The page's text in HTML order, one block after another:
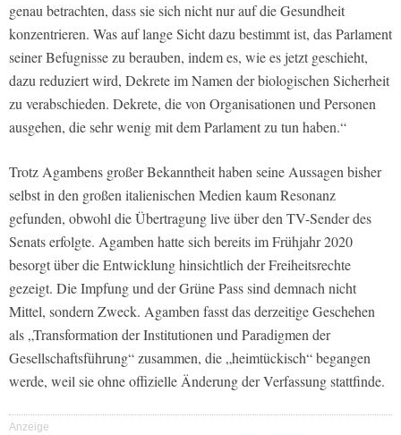
genau betrachten, dass sie sich nicht nur auf die Gesundheit
konzentrieren. Was auf lange Sicht dazu bestimmt ist, das Parlament
seiner Befugnisse zu berauben, indem es, wie es jetzt geschieht,
dazu reduziert wird, Dekrete im Namen der biologischen Sicherheit
zu verabschieden. Dekrete, die von Organisationen und Personen
ausgehen, die sehr wenig mit dem Parlament zu tun haben.“
Trotz Agambens großer Bekanntheit haben seine Aussagen bisher
selbst in den großen italienischen Medien kaum Resonanz
gefunden, obwohl die Übertragung live über den TV-Sender des
Senats erfolgte. Agamben hatte sich bereits im Frühjahr 2020
besorgt über die Entwicklung hinsichtlich der Freiheitsrechte
gezeigt. Die Impfung und der Grüne Pass sind demnach nicht
Mittel, sondern Zweck. Agamben fasst das derzeitige Geschehen
als „Transformation der Institutionen und Paradigmen der
Gesellschaftsführung“ zusammen, die „heimtückisch“ begangen
werde, weil sie ohne offizielle Änderung der Verfassung stattfinde.
Anzeige